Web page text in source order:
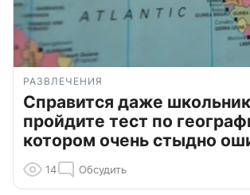
РАЗВЛЕЧЕНИЯ
Справится даже
пройдите тест по
котором очень стыдно
14 Обсудить